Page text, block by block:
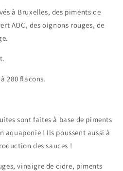
à Bruxelles, des piments de
AOC, des oignons rouges, de
280 flacons.
sont faites à base de piments
aquaponie ! Ils poussent aussi à
des sauces !
vinaigre de cidre, piments